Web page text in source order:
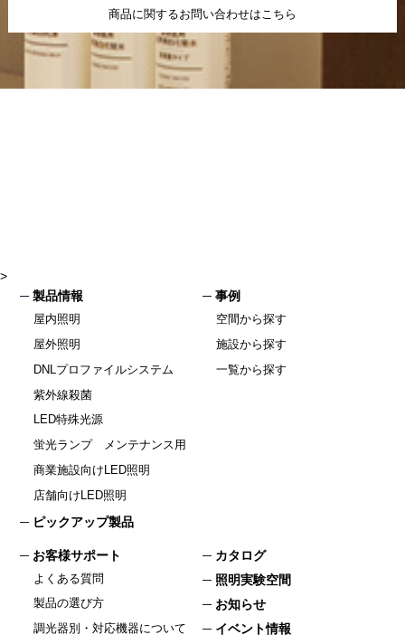
商品に関するお問い合わせはこちら
>
製品情報
屋内照明
屋外照明
DNLプロファイルシステム
紫外線殺菌
LED特殊光源
蛍光ランプ メンテナンス用
商業施設向けLED照明
店舗向けLED照明
ピックアップ製品
事例
空間から探す
施設から探す
一覧から探す
お客様サポート
よくある質問
製品の選び方
調光器別・対応機器について
カタログ
照明実験空間
お知らせ
イベント情報